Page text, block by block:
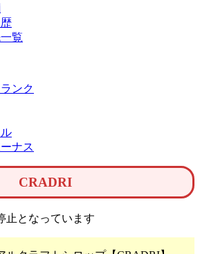
覧
ンク
ナス
CRADRI
止となっています